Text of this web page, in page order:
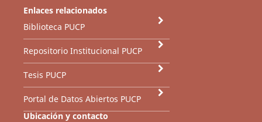
Enlaces relacionados
Biblioteca PUCP
Repositorio Institucional PUCP
Tesis PUCP
Portal de Datos Abiertos PUCP
Ubicación y contacto